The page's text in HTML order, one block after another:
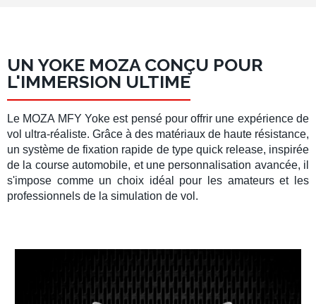
UN YOKE MOZA CONÇU POUR
L'IMMERSION ULTIME
Le MOZA MFY Yokeest pensé pour offrir une expérience de
vol ultra-réaliste. Grâce à des matériaux de haute résistance,
unsystème de fixation rapide de type quick release, inspirée
de la course automobile, et une personnalisation avancée, il
s'impose comme un choix idéal pour les amateurs et les
professionnels de la simulation de vol .